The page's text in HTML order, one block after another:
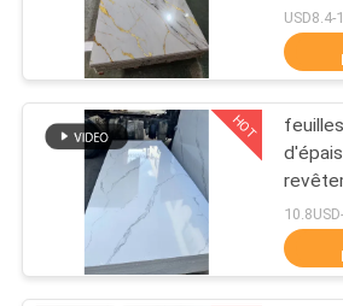
SUJET
DE
NOUS
VISITE
D'USINE
Panneau
HOT
solide